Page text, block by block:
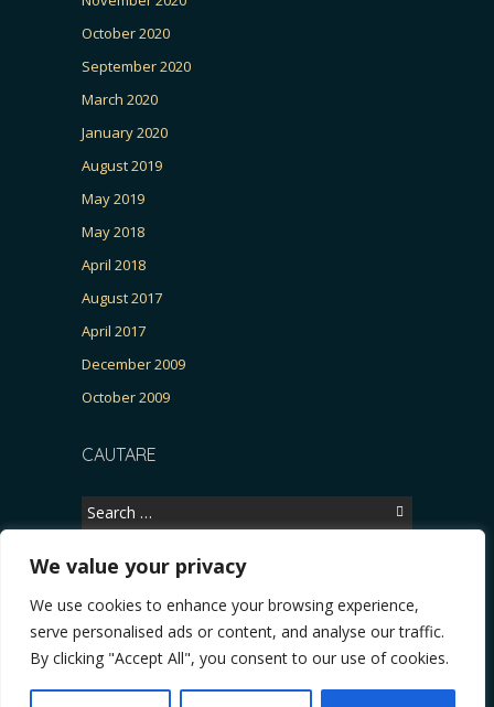
We value your privacy
We use cookies to enhance your browsing experience,
serve personalised ads or content, and analyse our traffic.
By clicking "Accept All", you consent to our use of cookies.
October 2020
September 2020
March 2020
January 2020
August 2019
May 2019
May 2018
April 2018
August 2017
April 2017
December 2009
October 2009
CAUTARE
Search
for:
Copyright © 2026, CERTITUDINEA.
parlamentarele și presa * VIDEO. Viata lui Eminescu (Necenzurat). Episodul